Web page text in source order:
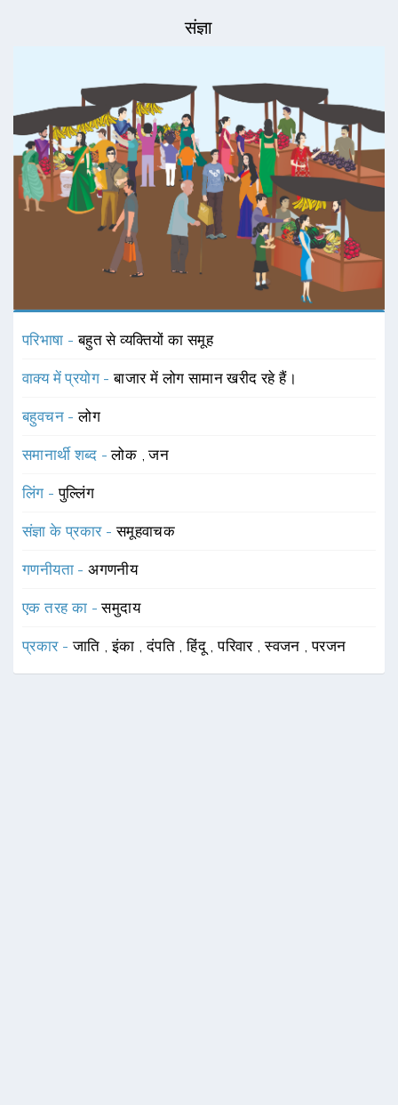
संज्ञा
परिभाषा -बहुत से व्यक्तियों का समूह
वाक्य में प्रयोग -बाजार में लोग सामान खरीद रहे हैं।
बहुवचन -लोग
समानार्थी शब्द -लोक ,जन
लिंग -पुल्लिंग
संज्ञा के प्रकार -समूहवाचक
गणनीयता -अगणनीय
एक तरह का -समुदाय
प्रकार -जाति ,इंका ,दंपति ,हिंदू ,परिवार ,स्वजन ,परजन